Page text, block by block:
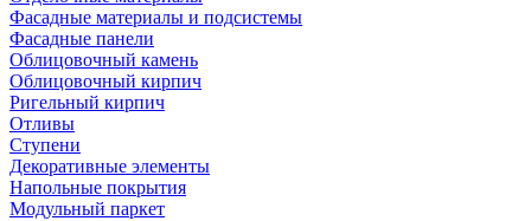
Фасадные материалы и подсистемы
Фасадные панели
Облицовочный камень
Облицовочный кирпич
Ригельный кирпич
Отливы
Ступени
Декоративные элементы
Напольные покрытия
Модульный паркет